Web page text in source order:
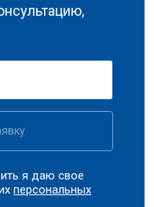
я даю свое
персональных